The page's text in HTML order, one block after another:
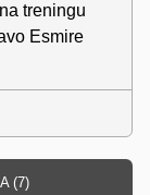
treningu
Esmire
(7)